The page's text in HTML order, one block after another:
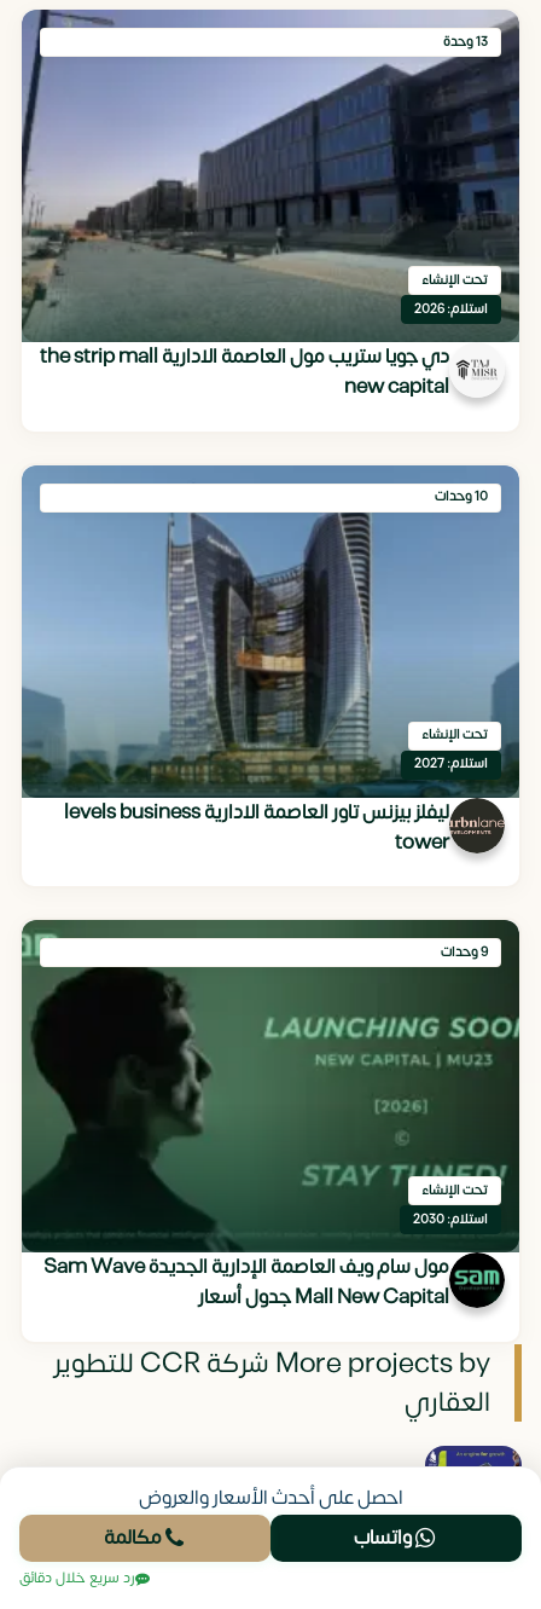
13 وحدة
تحت الإنشاء
استلام: 2026
دي جويا ستريب مول العاصمة الادارية the strip mall
new capital
10 وحدات
تحت الإنشاء
استلام: 2027
ليفلز بيزنس تاور العاصمة الادارية levels business
tower
9 وحدات
تحت الإنشاء
استلام: 2030
مول سام ويف العاصمة الإدارية الجديدة Sam Wave
Mall New Capital جدول أسعار
More projects by شركة CCR للتطوير
العقاري
مول كور ذا بيزنس هب العاصمة الإدارية Core The
احصل على أحدث الأسعار والعروض
واتساب
مكالمة
رد سريع خلال دقائق